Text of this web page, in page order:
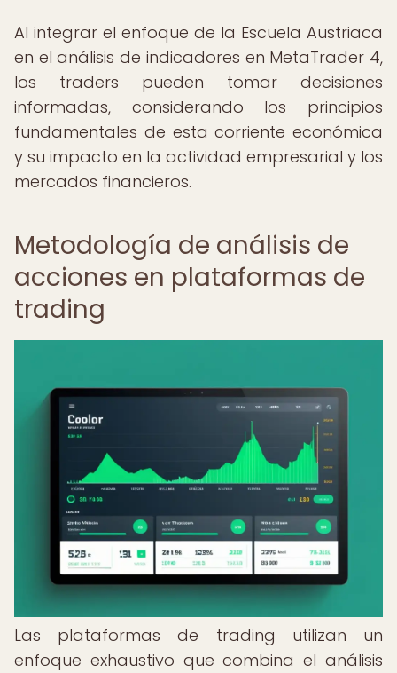
Al integrar el enfoque de la Escuela Austriaca
en el análisis de indicadores en MetaTrader 4,
los traders pueden tomar decisiones
informadas, considerando los principios
fundamentales de esta corriente económica
y su impacto en la actividad empresarial y los
mercados financieros.
Metodología de análisis de
acciones en plataformas de
trading
Las plataformas de trading utilizan un
enfoque exhaustivo que combina el análisis